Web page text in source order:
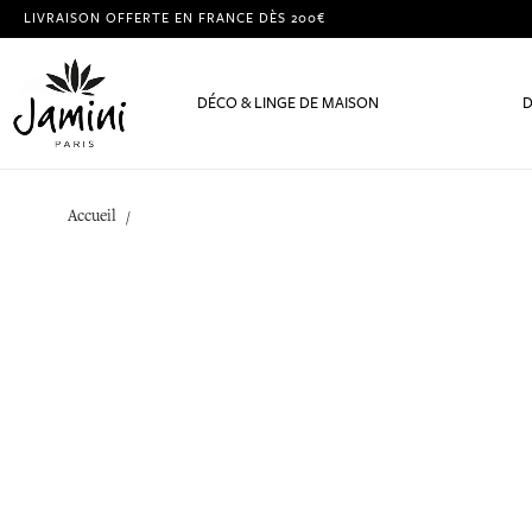
LIVRAISON OFFERTE EN FRANCE DÈS 200€
DÉCO & LINGE DE MAISON
Accueil